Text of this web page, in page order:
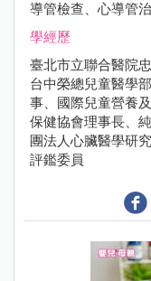
導管檢查、心導管
學經歷
臺北市立聯合醫院
台中榮總兒童醫學
事、國際兒童營養
保健協會理事長、
團法人心臟醫學研
評鑑委員